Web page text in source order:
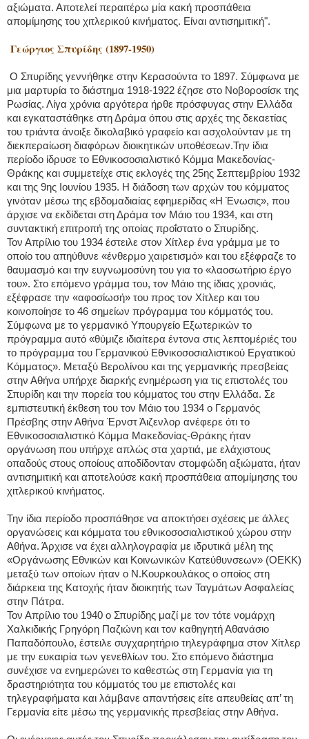
αξιώματα. Αποτελεί περαιτέρω μία κακή προσπάθεια
απομίμησης του χιτλερικού κινήματος. Είναι αντισημιτική".
Γεώργιος Σπυρίδης (1897-1950)
Ο Σπυρίδης γεννήθηκε στην Κερασούντα το 1897. Σύμφωνα με
μια μαρτυρία το διάστημα 1918-1922 έζησε στο Νοβοροσίσκ της
Ρωσίας. Λίγα χρόνια αργότερα ήρθε πρόσφυγας στην Ελλάδα
και εγκαταστάθηκε στη Δράμα όπου στις αρχές της δεκαετίας
του τριάντα άνοιξε δικολαβικό γραφείο και ασχολούνταν με τη
διεκπεραίωση διαφόρων διοικητικών υποθέσεων.Την ίδια
περίοδο ίδρυσε το Εθνικοσοσιαλιστικό Κόμμα Μακεδονίας-
Θράκης και συμμετείχε στις εκλογές της 25ης Σεπτεμβρίου 1932
και της 9ης Ιουνίου 1935. Η διάδοση των αρχών του κόμματος
γινόταν μέσω της εβδομαδιαίας εφημερίδας «Η Ένωσις», που
άρχισε να εκδίδεται στη Δράμα τον Μάιο του 1934, και στη
συντακτική επιτροπή της οποίας προΐστατο ο Σπυρίδης.
Τον Απρίλιο του 1934 έστειλε στον Χίτλερ ένα γράμμα με το
οποίο του απηύθυνε «ένθερμο χαιρετισμό» και του εξέφραζε το
θαυμασμό και την ευγνωμοσύνη του για το «λαοσωτήριο έργο
του». Στο επόμενο γράμμα του, τον Μάιο της ίδιας χρονιάς,
εξέφρασε την «αφοσίωσή» του προς τον Χίτλερ και του
κοινοποίησε το 46 σημείων πρόγραμμα του κόμματός του.
Σύμφωνα με το γερμανικό Υπουργείο Εξωτερικών το
πρόγραμμα αυτό «θύμιζε ιδιαίτερα έντονα στις λεπτομέριές του
το πρόγραμμα του Γερμανικού Εθνικοσοσιαλιστικού Εργατικού
Κόμματος». Μεταξύ Βερολίνου και της γερμανικής πρεσβείας
στην Αθήνα υπήρχε διαρκής ενημέρωση για τις επιστολές του
Σπυρίδη και την πορεία του κόμματος του στην Ελλάδα. Σε
εμπιστευτική έκθεση του τον Μάιο του 1934 ο Γερμανός
Πρέσβης στην Αθήνα Έρνστ Άιζενλορ ανέφερε ότι το
Εθνικοσοσιαλιστικό Κόμμα Μακεδονίας-Θράκης ήταν
οργάνωση που υπήρχε απλώς στα χαρτιά, με ελάχιστους
οπαδούς στους οποίους αποδίδονταν στομφώδη αξιώματα, ήταν
αντισημιτική και αποτελούσε κακή προσπάθεια απομίμησης του
χιτλερικού κινήματος.
Την ίδια περίοδο προσπάθησε να αποκτήσει σχέσεις με άλλες
οργανώσεις και κόμματα του εθνικοσοσιαλιστικού χώρου στην
Αθήνα. Άρχισε να έχει αλληλογραφία με ιδρυτικά μέλη της
«Οργάνωσης Εθνικών και Κοινωνικών Κατεύθυνσεων» (ΟΕΚΚ)
μεταξύ των οποίων ήταν ο Ν.Κουρκουλάκος ο οποίος στη
διάρκεια της Κατοχής ήταν διοικητής των Ταγμάτων Ασφαλείας
στην Πάτρα.
Τον Απρίλιο του 1940 ο Σπυρίδης μαζί με τον τότε νομάρχη
Χαλκιδικής Γρηγόρη Παζιώνη και τον καθηγητή Αθανάσιο
Παπαδόπουλο, έστειλε συγχαρητήριο τηλεγράφημα στον Χίτλερ
με την ευκαιρία των γενεθλίων του. Στο επόμενο διάστημα
συνέχισε να ενημερώνει το καθεστώς στη Γερμανία για τη
δραστηριότητα του κόμματός του με επιστολές και
τηλεγραφήματα και λάμβανε απαντήσεις είτε απευθείας απ’ τη
Γερμανία είτε μέσω της γερμανικής πρεσβείας στην Αθήνα.